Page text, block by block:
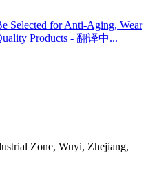
Selected for Anti-Aging, Wear
Products - 翻译中...
Zone, Wuyi, Zhejiang,